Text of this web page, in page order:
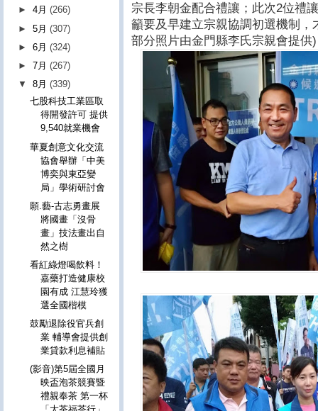
宗長李朝金配合禮讓；此次2位禮
籲要及早建立宗親協調初選機制
部分照片由金門縣李氏宗親會提供)
►4月(266)
►5月(307)
►6月(324)
►7月(267)
▼8月(339)
七股科技工業區取
得開發許可 提供
9,540就業機會
華夏創意文化交流
協會舉辦「中美
博奕與東亞變
局」學術研討會
願.藝-古志勇畫展
將國畫「沒骨
畫」技法畫出自
然之樹
看紅綠燈喝飲料！
嘉藥打造健康校
園有成 江慧玲獲
選全國楷模
鼓勵退除役官兵創
業 輔導會提供創
業貸款利息補貼
(影音)第5屆全國月
映盃泡茶競賽暨
禮親奉茶 第一杯